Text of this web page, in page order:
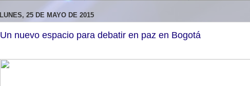
LUNES, 25 DE MAYO DE 2015
Un nuevo espacio para debatir en paz en Bogotá